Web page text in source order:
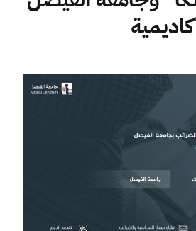
ضريبة القيمة المضافة
التصرفات العقارية